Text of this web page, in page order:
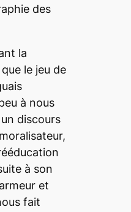
des
la
le jeu de
à nous
discours
à son
et
fait